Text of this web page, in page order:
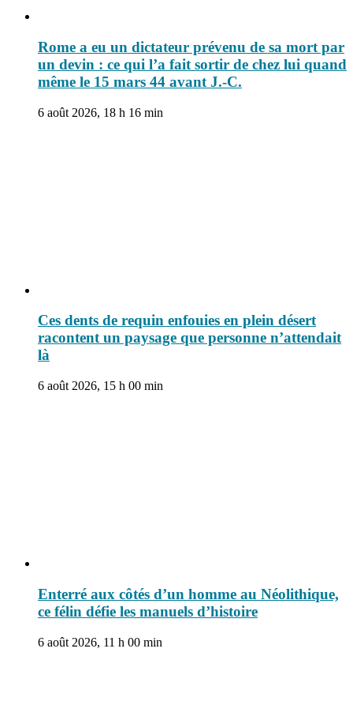
Rome a eu un dictateur prévenu de sa mort par
un devin : ce qui l’a fait sortir de chez lui quand
même le 15 mars 44 avant J.-C.
6 août 2026, 18 h 16 min
Ces dents de requin enfouies en plein désert
racontent un paysage que personne n’attendait
là
6 août 2026, 15 h 00 min
Enterré aux côtés d’un homme au Néolithique,
ce félin défie les manuels d’histoire
6 août 2026, 11 h 00 min